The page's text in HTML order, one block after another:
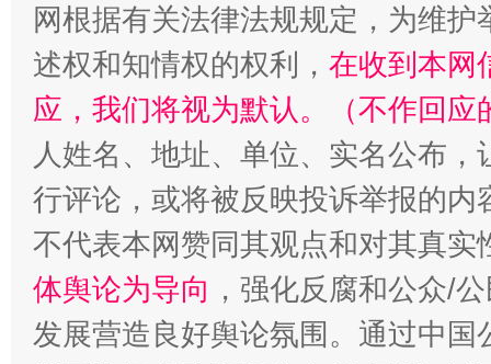
“蜀中异人”王建安的艺术幻境
网根据有关法律法规规定，为维
述权和知情权的权利， 在收到本网
应，我们将视为默认。（不作回应
人姓名、地址、单位、实名公布
行评论，或将被反映投诉举报的
不代表本网赞同其观点和对其真实
体舆论为导向 ，强化反腐和公众/
发展营造良好舆论氛围。通过中